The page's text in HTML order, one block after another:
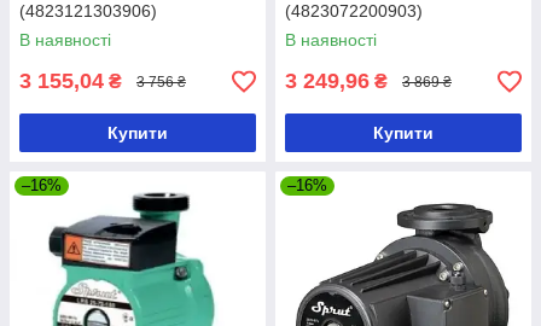
(4823121303906)
В наявності
3 155,04 ₴ 3 756 ₴
Купити
(4823072200903)
В наявності
3 249,96 ₴ 3 869 ₴
Купити
–16% –16%